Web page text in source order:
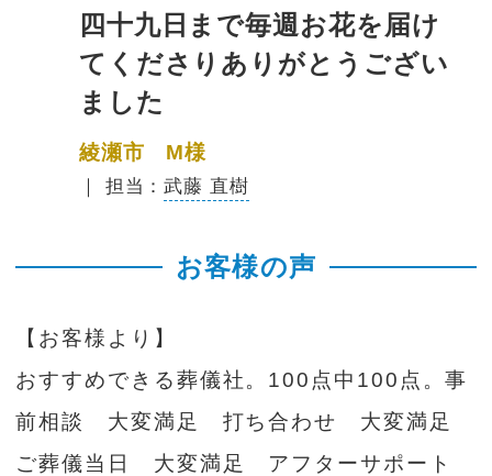
四十九日まで毎週お花を届け
てくださりありがとうござい
ました
綾瀬市 M様
｜ 担当：武藤 直樹
お客様の声
【お客様より】
おすすめできる葬儀社。100点中100点。事
前相談 大変満足 打ち合わせ 大変満足
ご葬儀当日 大変満足 アフターサポート